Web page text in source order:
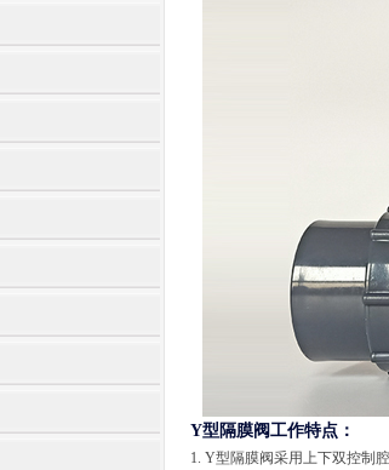
Y型隔膜阀工作特点：
1. Y型隔膜阀采用上下双控制